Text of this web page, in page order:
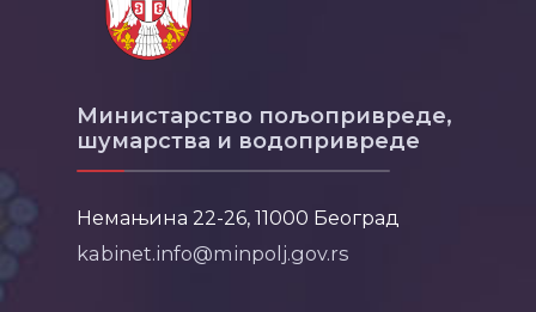
Министарство пољопривреде,
шумарства и водопривреде
Немањина 22-26, 11000 Београд
kabinet.info@minpolj.gov.rs